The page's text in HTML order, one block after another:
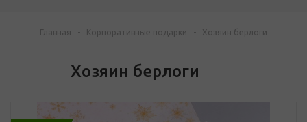
Главная - Корпоративные подарки - Хозяин берлоги
Хозяин берлоги